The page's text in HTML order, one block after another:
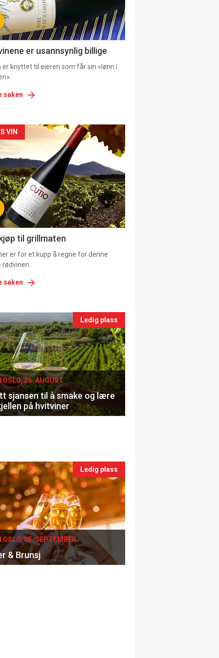
er usannsynlig billige
er knyttet til eieren som får sin «lønn i
saken
VIN
til grillmaten
er for et kupp å regne for denne
rødvinen.
saken
Ledig plass
OSLO, 26. AUGUST
sjansen til å smake og lære
på hvitviner
Ledig plass
OSLO, 05. SEPTEMBER
& Brunsj